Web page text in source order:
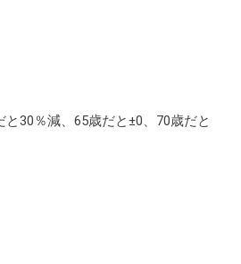
30％減、65歳だと±0、70歳だと